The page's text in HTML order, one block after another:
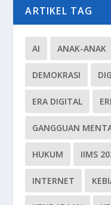
ARTIKEL TAG
AI ANAK-ANAK
DEMOKRASI
ERA DIGITAL
GANGGUAN
HUKUM IIMS
INTERNET